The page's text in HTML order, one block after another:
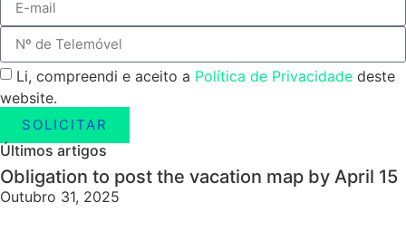
Li, compreendi e aceito a Política de Privacidade deste
website.
SOLICITAR
Últimos artigos
Obligation to post the vacation map by April 15
Outubro 31, 2025